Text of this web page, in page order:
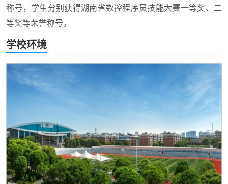
称号，学生分别获得湖南省数控程序员技能大赛一等奖、二
等奖等荣誉称号。
学校环境